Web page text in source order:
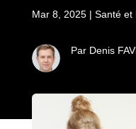
Mar 8, 2025| Santé et
Par Denis